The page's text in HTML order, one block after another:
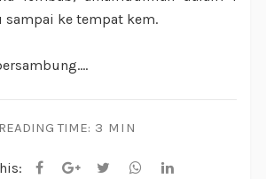
sampai ke tempat kem.
READING TIME: 3 MIN